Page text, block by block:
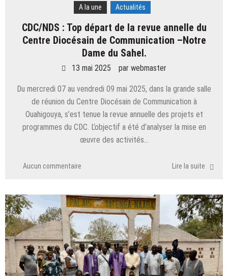
A la une Actualités
CDC/NDS : Top départ de la revue annelle du
Centre Diocésain de Communication –Notre
Dame du Sahel.
13 mai 2025 par webmaster
Du mercredi 07 au vendredi 09 mai 2025, dans la grande salle
de réunion du Centre Diocésain de Communication à
Ouahigouya, s’est tenue la revue annuelle des projets et
programmes du CDC. L’objectif a été d’analyser la mise en
œuvre des activités…
Aucun commentaire Lire la suite